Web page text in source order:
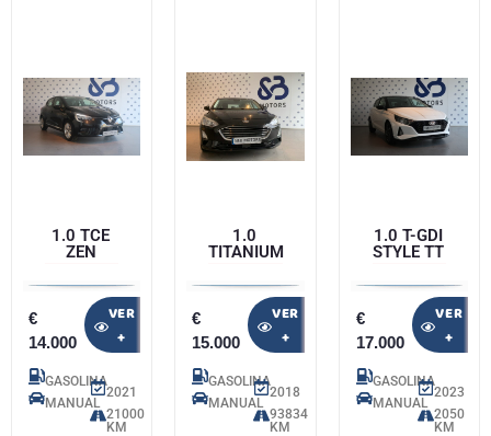
1.0 TCE
ZEN
€
14.000
VER
+
GASOLINA
MANUAL
2021
21000
KM
1.0
TITANIUM
€
15.000
VER
+
GASOLINA
MANUAL
2018
93834
KM
1.0 T-GDI
STYLE TT
€
17.000
VER
+
GASOLINA
MANUAL
2023
2050
KM